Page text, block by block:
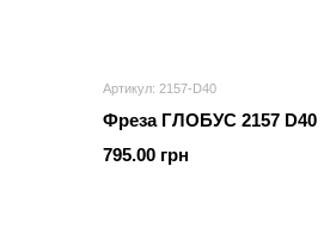
Артикул: 2157-D40
Фреза ГЛОБУС 2157 D40
795.00 грн